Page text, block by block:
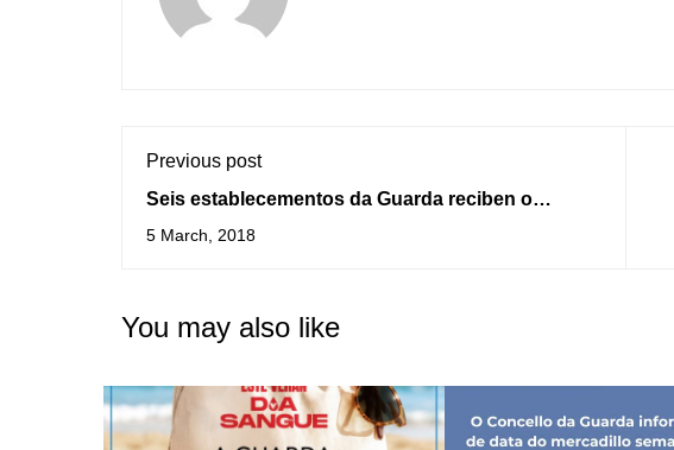
Previous post
Seis establecementos da Guarda reciben o
distintivo SICTED na Gala de Turismo Rías Baixas
5 March, 2018
You may also like